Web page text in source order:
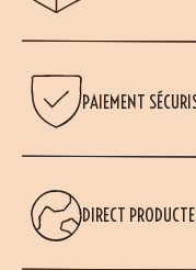
PAIEMENT
DIRECT